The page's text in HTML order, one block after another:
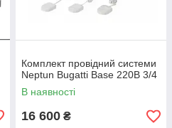
Комплект провідний системи
Neptun Bugatti Base 220B 3/4
В наявності
16 600 ₴